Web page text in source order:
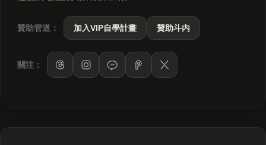
贊助管道： 加入VIP自學計畫 贊助斗内
關注： LINE